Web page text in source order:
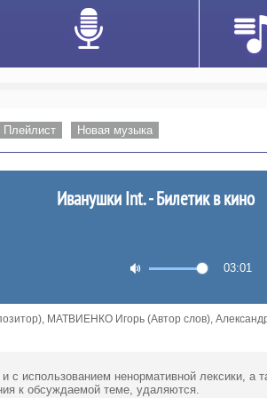
Плейлист Новая музыка
Иванушки Int. - Билетик в кино
03:01
МАТВИЕНКО Игорь (Автор слов),
с использованием ненормативной лексики,а
к обсуждаемой теме, удаляются.